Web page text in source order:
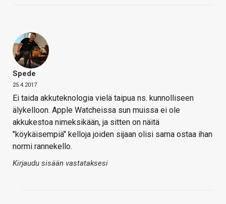
Spede
25.4.2017
Ei taida akkuteknologia vielä taipua ns. kunnolliseen
älykelloon. Apple Watcheissa sun muissa ei ole
akkukestoa nimeksikään, ja sitten on näitä
"köykäisempiä" kelloja joiden sijaan olisi sama ostaa ihan
normi rannekello.
Kirjaudu sisään vastataksesi